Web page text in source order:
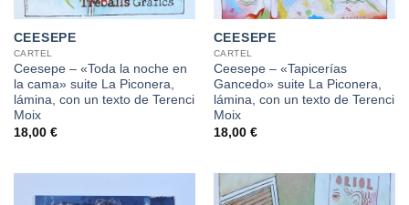
CEESEPE
CARTEL
Ceesepe – «Toda la noche en
la cama» suite La Piconera,
lámina, con un texto de Terenci
Moix
18,00 €
CEESEPE
CARTEL
Ceesepe – «Tapicerías
Gancedo» suite La Piconera,
lámina, con un texto de Terenci
Moix
18,00 €